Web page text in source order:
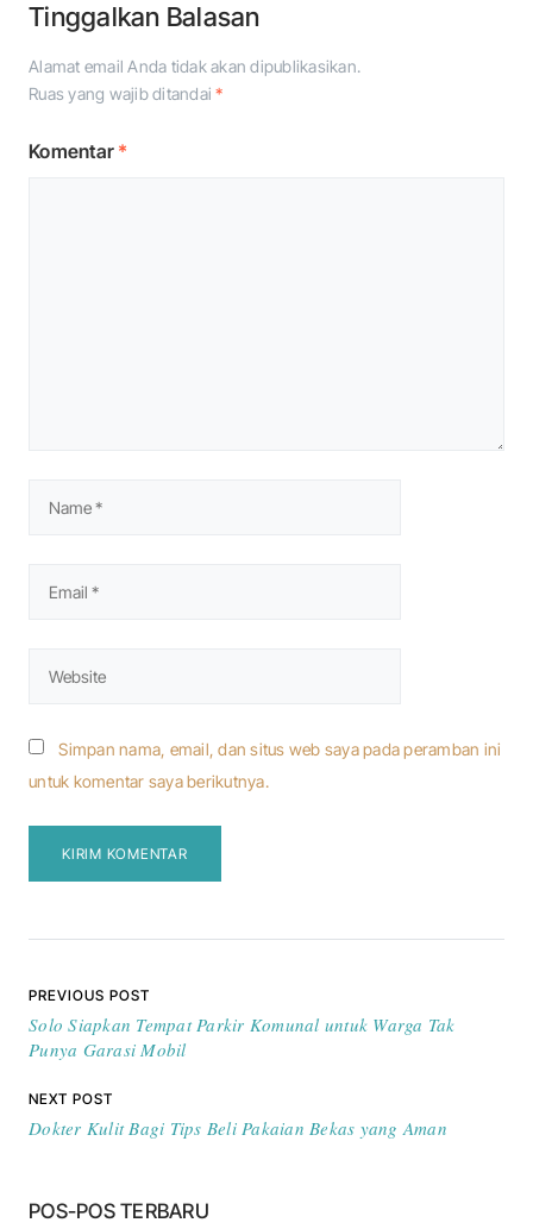
Tinggalkan Balasan
Alamat email Anda tidak akan dipublikasikan.
Ruas yang wajib ditandai*
Komentar *
Simpan nama, email, dan situs web saya pada peramban ini
untuk komentar saya berikutnya.
Navigasi pos
PREVIOUS POST
Solo Siapkan Tempat Parkir Komunal untuk Warga Tak
Punya Garasi Mobil
NEXT POST
Dokter Kulit Bagi Tips Beli Pakaian Bekas yang Aman
POS-POS TERBARU